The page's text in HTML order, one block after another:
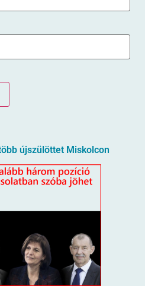
újszülöttet Miskolcon